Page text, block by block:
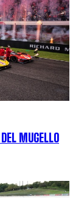
MUGELLO